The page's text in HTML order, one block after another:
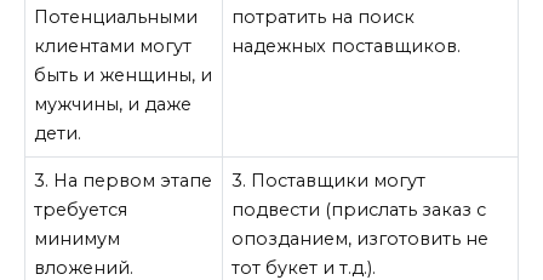
Потенциальными
клиентами могут
быть и женщины, и
мужчины, и даже
дети.
потратить на поиск
надежных поставщиков.
3. На первом этапе
требуется
минимум
вложений.
3. Поставщики могут
подвести (прислать заказ с
опозданием, изготовить не
тот букет и т.д.).